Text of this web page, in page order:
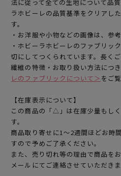
法に従って全ての生地について品
ラホビーレの品質基準をクリアし
す。
・お洋服や小物などの画像は、参考
・ホビーラホビーレのファブリッ
切にしてつくられています。長く
繊維の特徴・お取り扱い方法につ
レのファブリックについて＞ をご
【在庫表示について】
この商品の「△」は在庫少量もし
す。
商品取り寄せに1～2週間ほどお時
すので予めご了承ください。
また、売り切れ等の理由で商品を
メールにてご連絡させていただきま